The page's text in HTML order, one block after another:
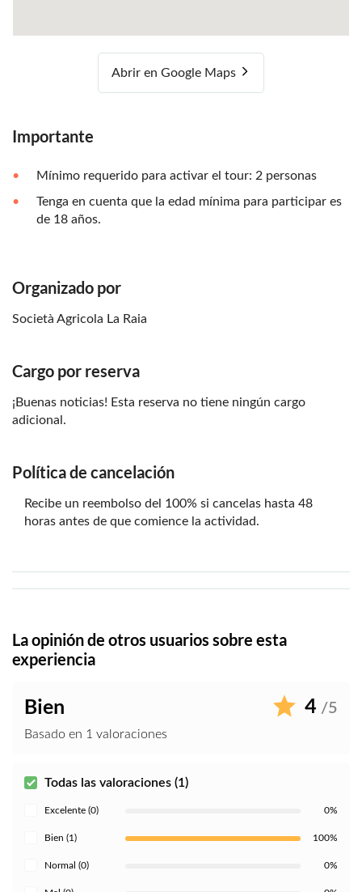
Abrir en Google Maps
Importante
Mínimo requerido para activar el tour: 2 personas
Tenga en cuenta que la edad mínima para participar es
de 18 años.
Organizado por
Società Agricola La Raia
Cargo por reserva
¡Buenas noticias! Esta reserva no tiene ningún cargo
adicional.
Política de cancelación
Recibe un reembolso del 100% si cancelas hasta 48
horas antes de que comience la actividad.
La opinión de otros usuarios sobre esta
experiencia
Bien 4 /5
Basado en 1 valoraciones
Todas las valoraciones (1)
Excelente (0) 0%
Bien (1) 100%
Normal (0) 0%